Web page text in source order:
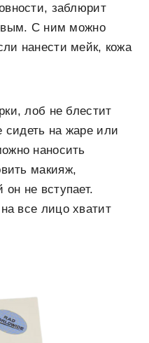
заблюрит
С ним можно
нанести мейк, кожа
лоб не блестит
сидеть на жаре или
наносить
макияж,
он не вступает.
все лицо хватит